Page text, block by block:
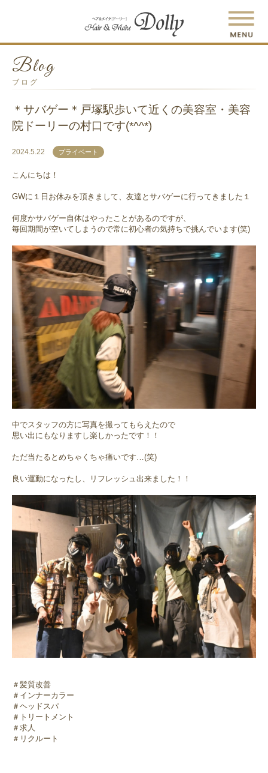
Blog
ブログ
＊サバゲー＊戸塚駅歩いて近くの美容室・美容
院ドーリーの村口です(*^^*)
2024.5.22 プライベート
こんにちは！
GWに１日お休みを頂きまして、友達とサバゲーに行ってきました１
何度かサバゲー自体はやったことがあるのですが、
毎回期間が空いてしまうので常に初心者の気持ちで挑んでいます(笑)
中でスタッフの方に写真を撮ってもらえたので
思い出にもなりますし楽しかったです！！
ただ当たるとめちゃくちゃ痛いです…(笑)
良い運動になったし、リフレッシュ出来ました！！
＃髪質改善
＃インナーカラー
＃ヘッドスパ
＃トリートメント
＃求人
＃リクルート